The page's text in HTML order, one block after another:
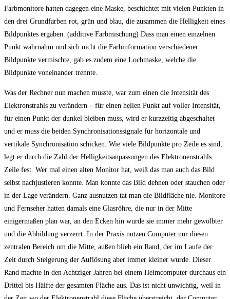
Farbmonitore hatten dagegen eine Maske, beschichtet mit vielen Punkten in
den drei Grundfarben rot, grün und blau, die zusammen die Helligkeit eines
Bildpunktes ergaben. (additive Farbmischung) Dass man einen einzelnen
Punkt wahrnahm und sich nicht die Farbinformation verschiedener
Bildpunkte vermischte, gab es zudem eine Lochmaske, welche die
Bildpunkte voneinander trennte.
Was der Rechner nun machen musste, war zum einen die Intensität des
Elektronstrahls zu verändern – für einen hellen Punkt auf voller Intensität,
für einen Punkt der dunkel bleiben muss, wird er kurzzeitig abgeschaltet
und er muss die beiden Synchronisationssignale für horizontale und
vertikale Synchronisation schicken. Wie viele Bildpunkte pro Zeile es sind,
legt er durch die Zahl der Helligkeitsanpassungen des Elektronenstrahls
Zeile fest. Wer mal einen alten Monitor hat, weiß das man auch das Bild
selbst nachjustieren konnte. Man konnte das Bild dehnen oder stauchen oder
in der Lage verändern. Ganz ausnutzen tat man die Bildfläche nie. Monitore
und Fernseher hatten damals eine Glasröhre, die nur in der Mitte
einigermaßen plan war, an den Ecken hin wurde sie immer mehr gewölbter
und die Abbildung verzerrt. In der Praxis nutzen Computer nur diesen
zentralen Bereich um die Mitte, außen blieb ein Rand, der im Laufe der
Zeit durch Steigerung der Auflösung aber immer kleiner wurde. Dieser
Rand machte in den Achtziger Jahren bei einem Heimcomputer durchaus ein
Drittel bis Hälfte der gesamten Fläche aus. Das ist nicht unwichtig, weil in